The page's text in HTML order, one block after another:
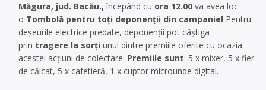
Măgura, jud. Bacău., începând cu ora 12.00 va avea loc
o Tombolă pentru toți deponenții din campanie! Pentru
deșeurile electrice predate, deponenții pot câștiga
prin tragere la sorți unul dintre premiile oferite cu ocazia
acestei acțiuni de colectare. Premiile sunt: 5 x mixer, 5 x fier
de călcat, 5 x cafetieră, 1 x cuptor microunde digital.